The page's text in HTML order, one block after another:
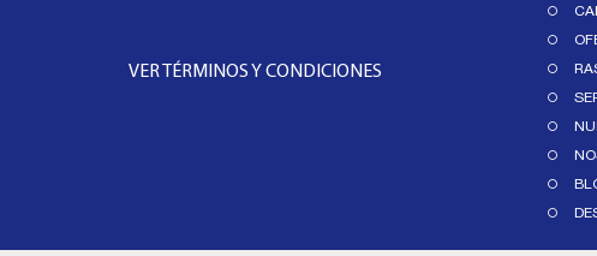
VER TÉRMINOS Y CONDICIONES